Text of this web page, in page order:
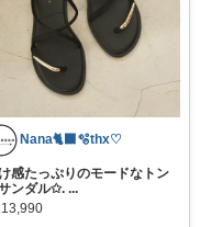
Nana🐈‍⬛🫧thx♡
感たっぷりのモードなトン
ンダル✩. ...
13,990